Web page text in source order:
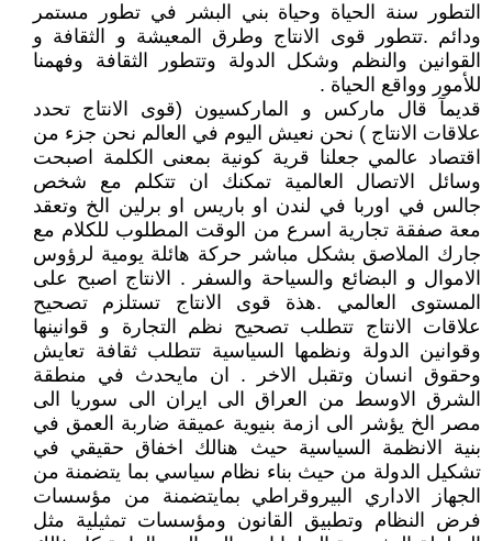
التطور سنة الحياة وحياة بني البشر في تطور مستمر
ودائم .تتطور قوى الانتاج وطرق المعيشة و الثقافة و
القوانين والنظم وشكل الدولة وتتطور الثقافة وفهمنا
للأمور وواقع الحياة .
قديمآ قال ماركس و الماركسيون (قوى الانتاج تحدد
علاقات الانتاج ) نحن نعيش اليوم في العالم نحن جزء من
اقتصاد عالمي جعلنا قرية كونية بمعنى الكلمة اصبحت
وسائل الاتصال العالمية تمكنك ان تتكلم مع شخص
جالس في اوربا في لندن او باريس او برلين الخ وتعقد
معة صفقة تجارية اسرع من الوقت المطلوب للكلام مع
جارك الملاصق بشكل مباشر حركة هائلة يومية لرؤوس
الاموال و البضائع والسياحة والسفر . الانتاج اصبح على
المستوى العالمي .هذة قوى الانتاج تستلزم تصحيح
علاقات الانتاج تتطلب تصحيح نظم التجارة و قوانينها
وقوانين الدولة ونظمها السياسية تتطلب ثقافة تعايش
وحقوق انسان وتقبل الاخر . ان مايحدث في منطقة
الشرق الاوسط من العراق الى ايران الى سوريا الى
مصر الخ يؤشر الى ازمة بنيوية عميقة ضاربة العمق في
بنية الانظمة السياسية حيث هنالك اخفاق حقيقي في
تشكيل الدولة من حيث بناء نظام سياسي بما يتضمنة من
الجهاز الاداري البيروقراطي بمايتضمنة من مؤسسات
فرض النظام وتطبيق القانون ومؤسسات تمثيلية مثل